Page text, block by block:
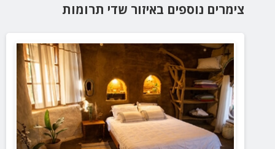
צימרים נוספים באיזור שדי תרומות